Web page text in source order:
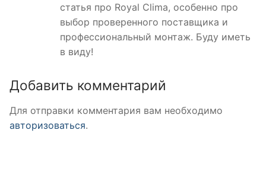
статья про Royal Clima, особенно про
выбор проверенного поставщика и
профессиональный монтаж. Буду иметь
в виду!
Добавить комментарий
Для отправки комментария вам необходимо
авторизоваться.